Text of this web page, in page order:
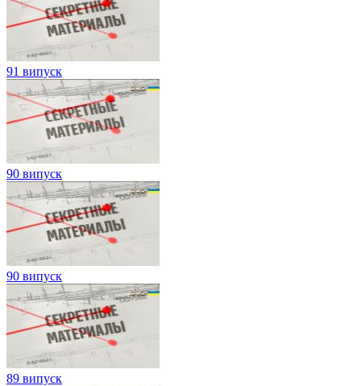
91 випуск
90 випуск
90 випуск
89 випуск